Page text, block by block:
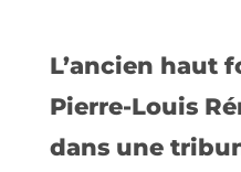
L’ancien haut
Pierre-Louis
dans une